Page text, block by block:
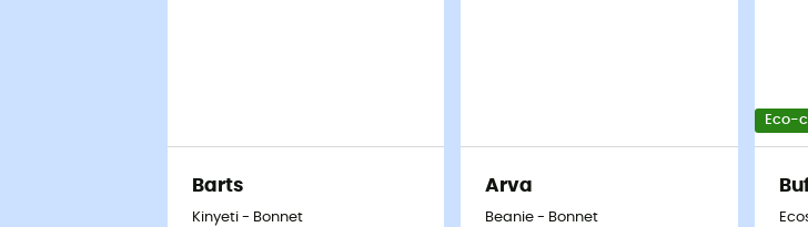
Barts
Kinyeti - Bonnet
Arva
Beanie - Bonnet
Eco-